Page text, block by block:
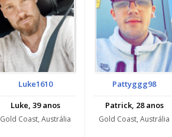
Luke1610
Luke, 39 anos
Gold Coast, Austrália
Pattyggg98
Patrick, 28 anos
Gold Coast, Austrália